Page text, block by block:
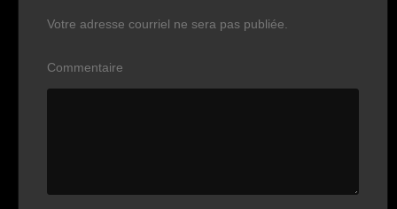
Votre adresse courriel ne sera pas publiée.
Commentaire